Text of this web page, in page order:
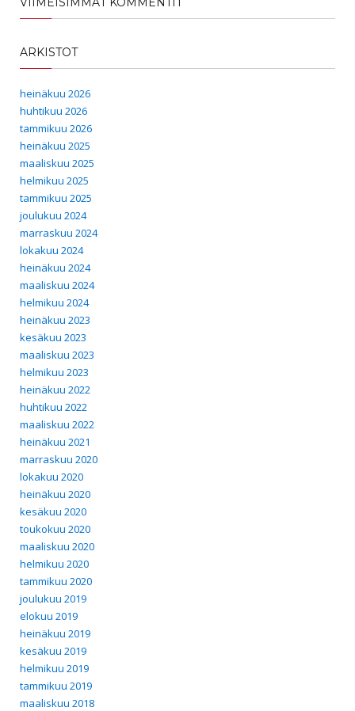
ARKISTOT
heinäkuu 2026
huhtikuu 2026
tammikuu 2026
heinäkuu 2025
maaliskuu 2025
helmikuu 2025
tammikuu 2025
joulukuu 2024
marraskuu 2024
lokakuu 2024
heinäkuu 2024
maaliskuu 2024
helmikuu 2024
heinäkuu 2023
kesäkuu 2023
maaliskuu 2023
helmikuu 2023
heinäkuu 2022
huhtikuu 2022
maaliskuu 2022
heinäkuu 2021
marraskuu 2020
lokakuu 2020
heinäkuu 2020
kesäkuu 2020
toukokuu 2020
maaliskuu 2020
helmikuu 2020
tammikuu 2020
joulukuu 2019
elokuu 2019
heinäkuu 2019
kesäkuu 2019
helmikuu 2019
tammikuu 2019
maaliskuu 2018